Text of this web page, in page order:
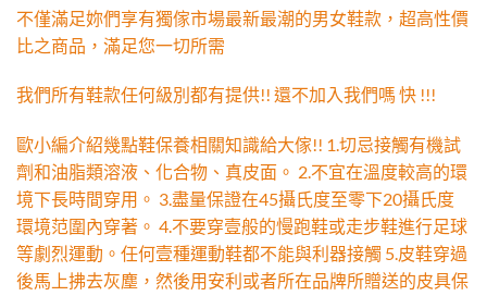
不僅滿足妳們享有獨傢市場最新最潮的男女鞋款，超高性價
比之商品，滿足您一切所需
我們所有鞋款任何級別都有提供!! 還不加入我們嗎 快 !!!
歐小編介紹幾點鞋保養相關知識給大傢!! 1.切忌接觸有機試
劑和油脂類溶液、化合物、真皮面。 2.不宜在溫度較高的環
境下長時間穿用。 3.盡量保證在45攝氏度至零下20攝氏度
環境范圍內穿著。 4.不要穿壹般的慢跑鞋或走步鞋進行足球
等劇烈運動。任何壹種運動鞋都不能與利器接觸 5.皮鞋穿過
後馬上拂去灰塵，然後用安利或者所在品牌所贈送的皮具保